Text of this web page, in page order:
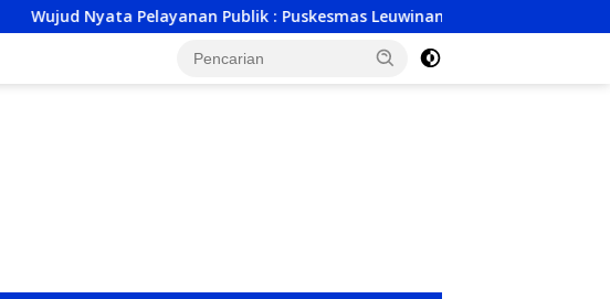
: Puskesmas Leuwinanggung Depok Mulai Bangun Fondasi, Target